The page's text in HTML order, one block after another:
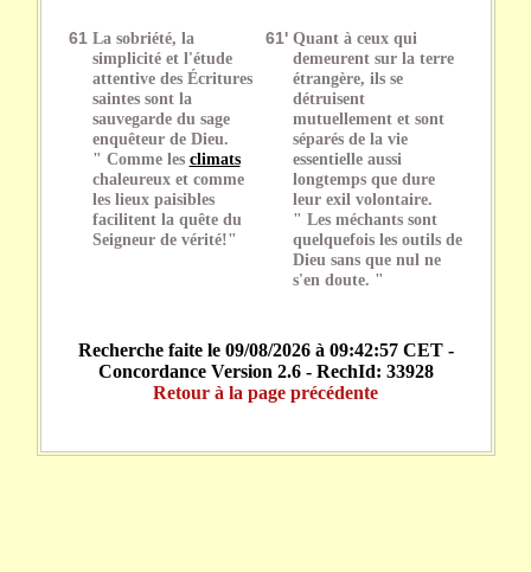
61 La sobriété, la
simplicité et l'étude
attentive des Écritures
saintes sont la
sauvegarde du sage
enquêteur de Dieu.
" Comme les climats
chaleureux et comme
les lieux paisibles
facilitent la quête du
Seigneur de vérité!"
61' Quant à ceux qui
demeurent sur la terre
étrangère, ils se
détruisent
mutuellement et sont
séparés de la vie
essentielle aussi
longtemps que dure
leur exil volontaire.
" Les méchants sont
quelquefois les outils de
Dieu sans que nul ne
s'en doute. "
Recherche faite le 09/08/2026 à 09:42:57 CET -
Concordance Version 2.6 - RechId: 33928
Retour à la page précédente